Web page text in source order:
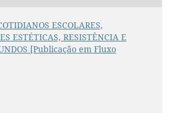
ESCOLARES,
ESTÉTICAS, RESISTÊNCIA E
[Publicação em Fluxo